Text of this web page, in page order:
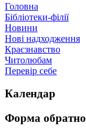
Головна
Бібліотеки-філії
Новини
Нові надходження
Краєзнавство
Читолюбам
Перевір себе
Календар
Форма